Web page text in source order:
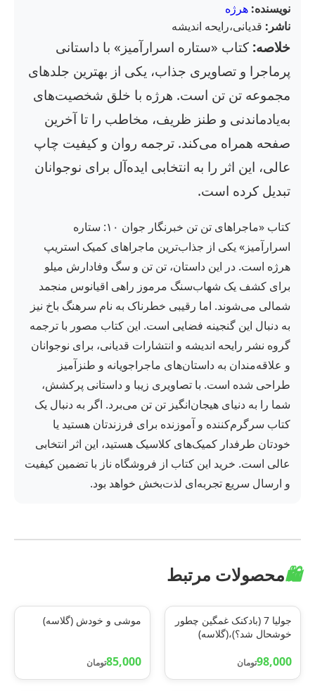
نویسنده: هرژه
ناشر: قدیانی،رایحه اندیشه
خلاصه: کتاب «ستاره اسرارآمیز» با داستانی
پرماجرا و تصاویری جذاب، یکی از بهترین جلدهای
مجموعه تن تن است. هرژه با خلق شخصیت‌های
به‌یادماندنی و طنز ظریف، مخاطب را تا آخرین
صفحه همراه می‌کند. ترجمه روان و کیفیت چاپ
عالی، این اثر را به انتخابی ایده‌آل برای نوجوانان
تبدیل کرده است.
کتاب «ماجراهای تن تن خبرنگار جوان ۱۰: ستاره
اسرارآمیز» یکی از جذاب‌ترین ماجراهای کمیک استریپ
هرژه است. در این داستان، تن تن و سگ وفادارش میلو
برای کشف یک شهاب‌سنگ مرموز راهی اقیانوس منجمد
شمالی می‌شوند. اما رقیبی خطرناک به نام سرهنگ باخ نیز
به دنبال این گنجینه فضایی است. این کتاب مصور با ترجمه
گروه نشر رایحه اندیشه و انتشارات قدیانی، برای نوجوانان
و علاقه‌مندان به داستان‌های ماجراجویانه و طنزآمیز
طراحی شده است. با تصاویری زیبا و داستانی پرکشش،
شما را به دنیای هیجان‌انگیز تن تن می‌برد. اگر به دنبال یک
کتاب سرگرم‌کننده و آموزنده برای فرزندتان هستید یا
خودتان طرفدار کمیک‌های کلاسیک هستید، این اثر انتخابی
عالی است. خرید این کتاب از فروشگاه ناز با تضمین کیفیت
و ارسال سریع تجربه‌ای لذت‌بخش خواهد بود.
🛍️محصولات مرتبط
جولیا 7 (بادکنک غمگین چطور
خوشحال شد؟)،(گلاسه)
98,000تومان
موشی و خودش (گلاسه)
85,000تومان